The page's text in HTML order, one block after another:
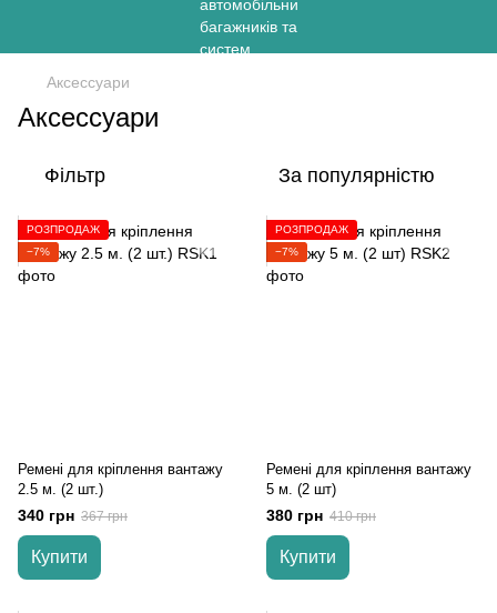
Аксессуари
Аксессуари
Фільтр За популярністю
РОЗПРОДАЖ
−7%
Ремені для кріплення вантажу
2.5 м. (2 шт.)
340 грн 367 грн
Купити
РОЗПРОДАЖ
−7%
Ремені для кріплення вантажу
5 м. (2 шт)
380 грн 410 грн
Купити